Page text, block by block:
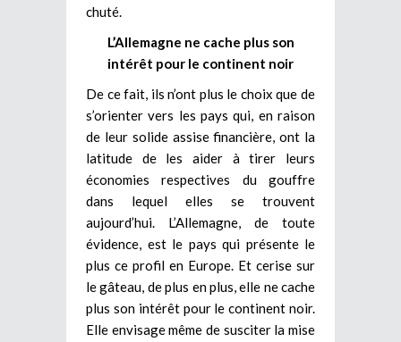
chuté.
L’Allemagne ne cache plus son
intérêt pour le continent noir
De ce fait, ils n’ont plus le choix que de
s’orienter vers les pays qui, en raison
de leur solide assise financière, ont la
latitude de les aider à tirer leurs
économies respectives du gouffre
dans lequel elles se trouvent
aujourd’hui. L’Allemagne, de toute
évidence, est le pays qui présente le
plus ce profil en Europe. Et cerise sur
le gâteau, de plus en plus, elle ne cache
plus son intérêt pour le continent noir.
Elle envisage même de susciter la mise